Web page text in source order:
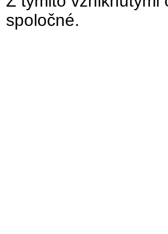
spoločné.